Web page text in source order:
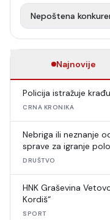
Nepoštena
Najnovije
Policija istražuje
CRNA KRONIKA
Nebriga ili neznanje
sprave za igranje
DRUŠTVO
HNK Graševina
Kordiš“
SPORT